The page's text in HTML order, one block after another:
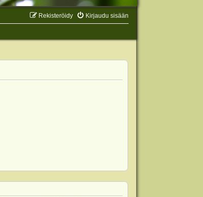
Kirjaudu sisään
Rekisteröidy